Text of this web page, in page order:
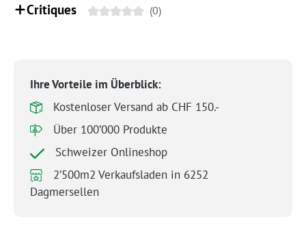
Critiques (0)
Ihre Vorteile im Überblick:
Kostenloser Versand ab CHF 150.-
Über 100’000 Produkte
Schweizer Onlineshop
2’500m2 Verkaufsladen in 6252
Dagmersellen